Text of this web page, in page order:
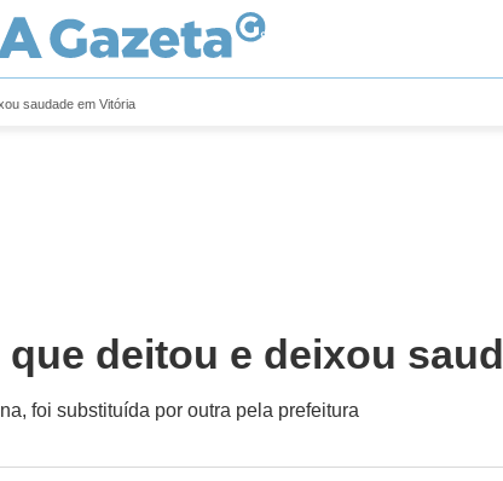
saudade em Vitória
deitou e deixou
foi substituída por outra pela prefeitura